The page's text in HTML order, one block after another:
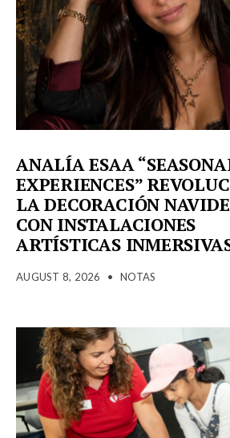
ANALÍA ESAA
EXPERIENCES”
LA DECORACIÓN
CON INSTALACIONES
ARTÍSTICAS
AUGUST 8, 2026 • NOTAS